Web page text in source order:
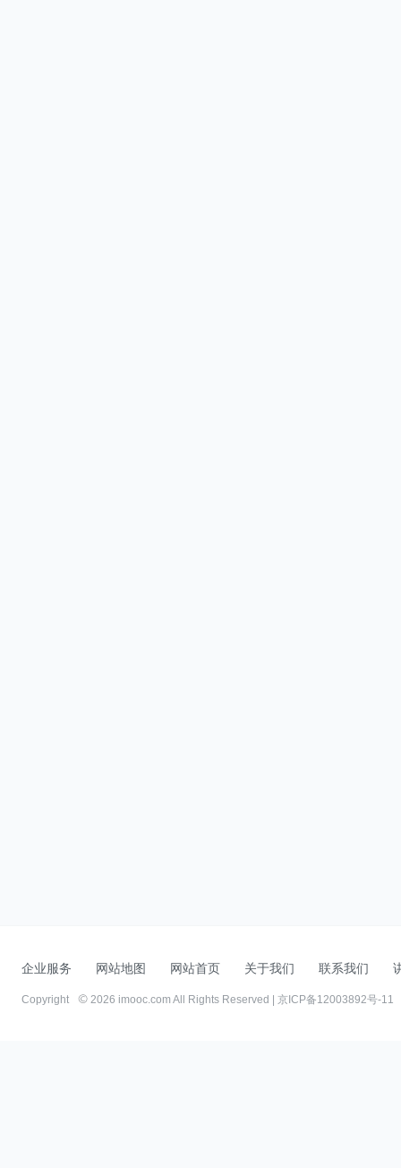
企业服务 网站地图 网站首页 关于我们 联系我们
Copyright 2026 imooc.com All Rights Reserved | 京ICP备12003892号-11